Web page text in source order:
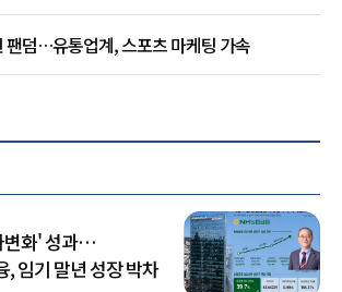
팬덤…유통업계, 스포츠 마케팅 가속
변화' 성과…
, 임기 말년 성장 박차